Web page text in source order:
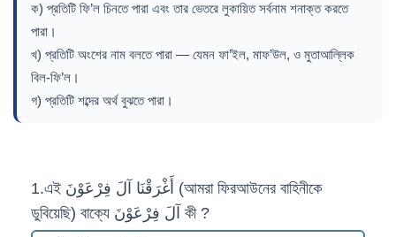
ক) প্রতিটি ফি’ল চিনতে পারা এবং তার ভেতরে লুকায়িত সর্বনাম শনাক্ত করতে
পারা।
খ) প্রতিটি অংশের নাম বলতে পারা — যেমন ফা’ইল, মাফ’উল, ও মুতাআল্লিক
বিল-ফি’ল।
গ) প্রতিটি শব্দের অর্থ বুঝতে পারা।
1.এই أَغْرَقْنَا آلَ فِرْعَوْنَ (আমরা ফিরআউনের বাহিনীকে
ডুবিয়েছি) বাক্যে آلَ فِرْعَوْنَ কী ?